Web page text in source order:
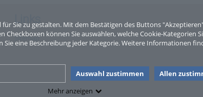
Sie zu gestalten. Mit dem Bestätigen des Buttons
können Sie auswählen, welche Cookie-Kategorien
eine Beschreibung jeder Kategorie. Weitere Informationen
Auswahl zustimmen
Allen
Mehr anzeigen
Links
Sitemap